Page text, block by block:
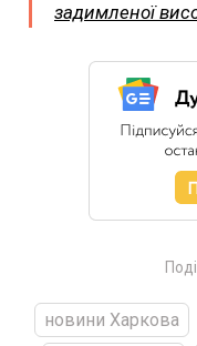
задимленої
новини Харкова